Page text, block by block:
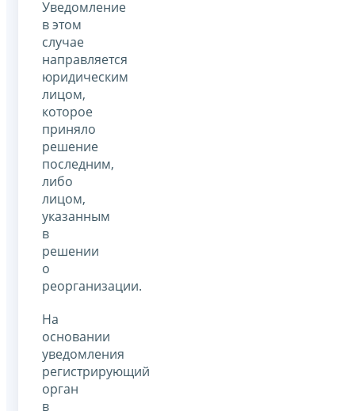
Уведомление
в этом
случае
направляется
юридическим
лицом,
которое
приняло
решение
последним,
либо
лицом,
указанным
в
решении
о
реорганизации.
На
основании
уведомления
регистрирующий
орган
в